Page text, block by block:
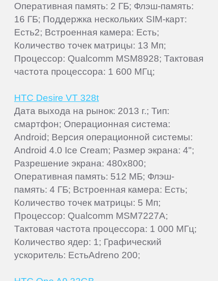
Оперативная память: 2 ГБ; Флэш-память:
16 ГБ; Поддержка нескольких SIM-карт:
Есть2; Встроенная камера: Есть;
Количество точек матрицы: 13 Мп;
Процессор: Qualcomm MSM8928; Тактовая
частота процессора: 1 600 МГц;
HTC Desire VT 328t
Дата выхода на рынок: 2013 г.; Тип:
смартфон; Операционная система:
Android; Версия операционной системы:
Android 4.0 Ice Cream; Размер экрана: 4";
Разрешение экрана: 480x800;
Оперативная память: 512 МБ; Флэш-
память: 4 ГБ; Встроенная камера: Есть;
Количество точек матрицы: 5 Мп;
Процессор: Qualcomm MSM7227A;
Тактовая частота процессора: 1 000 МГц;
Количество ядер: 1; Графический
ускоритель: ЕстьAdreno 200;